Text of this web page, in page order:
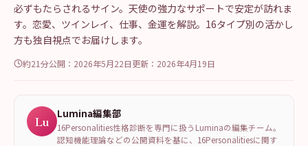
必ずもたらされるサイン。天使の強力なサポートで安定が訪れま
す。恋愛、ツインレイ、仕事、金運を解説。16タイプ別の活かし
方も独自視点でお届けします。
約21分公開： 2026年5月22日更新： 2026年4月19日
Lu Lumina編集部
16Personalities性格診断を専門に扱うLuminaの編集チーム。
認知機能理論などの公開資料を基に、16Personalitiesに関す